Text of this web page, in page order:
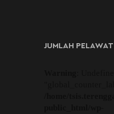
JUMLAH PELAWAT